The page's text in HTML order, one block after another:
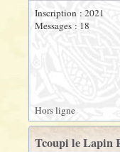
Inscription : 2021
Messages : 18
Hors ligne
Tcoupi le Lapin